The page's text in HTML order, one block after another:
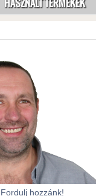
HASZNÁLT TERMÉKEK
hozzánk!